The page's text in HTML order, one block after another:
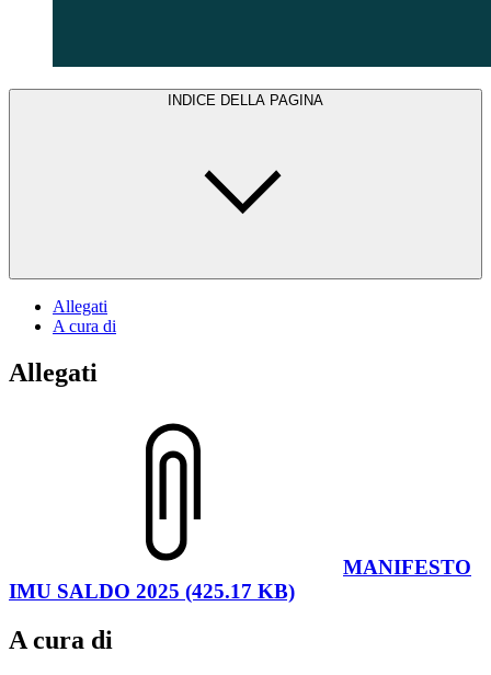
INDICE DELLA PAGINA
Allegati
A cura di
Allegati
MANIFESTO
IMU SALDO 2025 (425.17 KB)
A cura di